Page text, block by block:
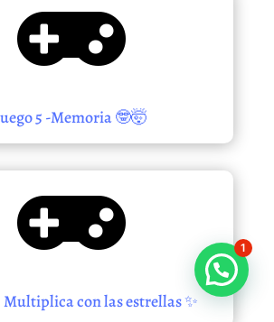

5 -Memoria 🤓🤯

Multiplica con las estrellas ✨
1